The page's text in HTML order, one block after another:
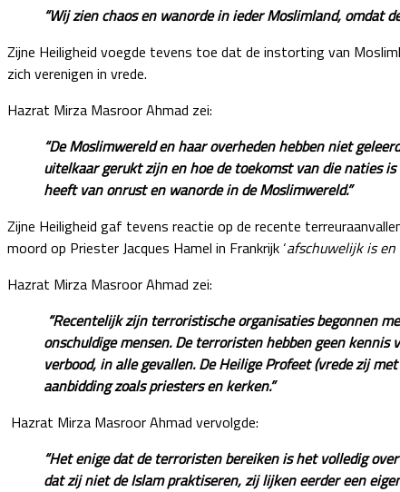
“Wij zien chaos en wanorde in ieder Moslimland,
Zijne Heiligheid voegde tevens toe dat de instorting van
zich verenigen in vrede.
Hazrat Mirza Masroor Ahmad zei:
“De Moslimwereld en haar overheden hebben niet
uitelkaar gerukt zijn en hoe de toekomst van die naties
heeft van onrust en wanorde in de Moslimwereld.”
Zijne Heiligheid gaf tevens reactie op de recente
moord op Priester Jacques Hamel in Frankrijk ‘afschuwelijk is en
Hazrat Mirza Masroor Ahmad zei:
“Recentelijk zijn terroristische organisaties begonnen
onschuldige mensen. De terroristen hebben geen
verbood, in alle gevallen. De Heilige Profeet (vrede zij
aanbidding zoals priesters en kerken.”
Hazrat Mirza Masroor Ahmad vervolgde:
“Het enige dat de terroristen bereiken is het volledig
dat zij niet de Islam praktiseren, zij lijken eerder een